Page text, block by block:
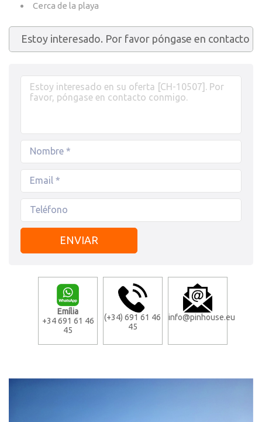
Cerca de la playa
Emília
+34 691 61 46
45
(+34) 691 61 46
45
info@pinhouse.eu